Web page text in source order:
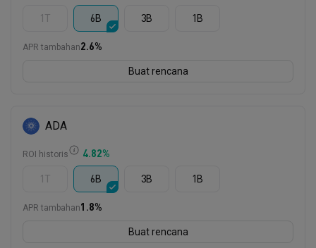
1T 6B 3B 1B
APR tambahan2.6%
Buat rencana
ADA
ROI historis 4.82%
1T 6B 3B 1B
APR tambahan1.8%
Buat rencana